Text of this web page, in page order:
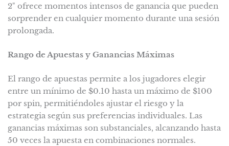
2" ofrece momentos intensos de ganancia que pueden
sorprender en cualquier momento durante una sesión
prolongada.
Rango de Apuestas y Ganancias Máximas
El rango de apuestas permite a los jugadores elegir
entre un mínimo de $0.10 hasta un máximo de $100
por spin, permitiéndoles ajustar el riesgo y la
estrategia según sus preferencias individuales. Las
ganancias máximas son substanciales, alcanzando hasta
50 veces la apuesta en combinaciones normales.